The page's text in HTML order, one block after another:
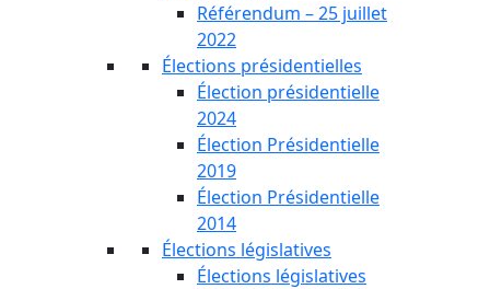
Référendum – 25 juillet
2022
Élections présidentielles
Élection présidentielle
2024
Élection Présidentielle
2019
Élection Présidentielle
2014
Élections législatives
Élections législatives